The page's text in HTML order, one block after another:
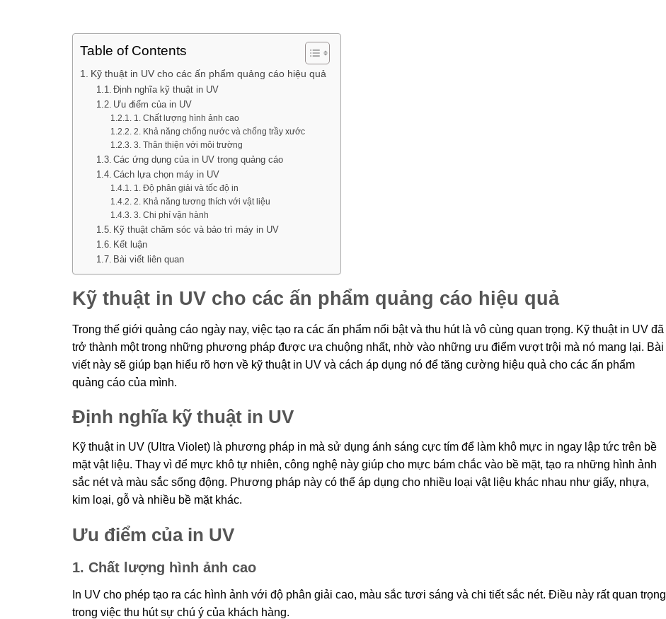
Table of Contents
Kỹ thuật in UV cho các ấn phẩm quảng cáo hiệu quả
Định nghĩa kỹ thuật in UV
Ưu điểm của in UV
1. Chất lượng hình ảnh cao
2. Khả năng chống nước và chống trầy xước
3. Thân thiện với môi trường
Các ứng dụng của in UV trong quảng cáo
Cách lựa chọn máy in UV
1. Độ phân giải và tốc độ in
2. Khả năng tương thích với vật liệu
3. Chi phí vận hành
Kỹ thuật chăm sóc và bảo trì máy in UV
Kết luận
Bài viết liên quan
Kỹ thuật in UV cho các ấn phẩm quảng cáo hiệu quả
Trong thế giới quảng cáo ngày nay, việc tạo ra các ấn phẩm nổi bật và thu hút là vô cùng quan trọng. Kỹ thuật in UV đã
trở thành một trong những phương pháp được ưa chuộng nhất, nhờ vào những ưu điểm vượt trội mà nó mang lại. Bài
viết này sẽ giúp bạn hiểu rõ hơn về kỹ thuật in UV và cách áp dụng nó để tăng cường hiệu quả cho các ấn phẩm
quảng cáo của mình.
Định nghĩa kỹ thuật in UV
Kỹ thuật in UV (Ultra Violet) là phương pháp in mà sử dụng ánh sáng cực tím để làm khô mực in ngay lập tức trên bề
mặt vật liệu. Thay vì để mực khô tự nhiên, công nghệ này giúp cho mực bám chắc vào bề mặt, tạo ra những hình ảnh
sắc nét và màu sắc sống động. Phương pháp này có thể áp dụng cho nhiều loại vật liệu khác nhau như giấy, nhựa,
kim loại, gỗ và nhiều bề mặt khác.
Ưu điểm của in UV
1. Chất lượng hình ảnh cao
In UV cho phép tạo ra các hình ảnh với độ phân giải cao, màu sắc tươi sáng và chi tiết sắc nét. Điều này rất quan trọng
trong việc thu hút sự chú ý của khách hàng.